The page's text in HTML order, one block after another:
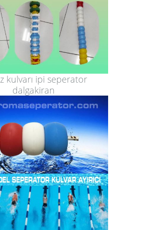
kulvarı ipi seperator
dalgakiran